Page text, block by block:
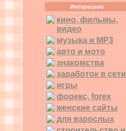
Интересное
кино, фильмы,
видео
музыка и MP3
авто и мото
знакомства
заработок в сети
игры
форекс, forex
женские сайты
для взрослых